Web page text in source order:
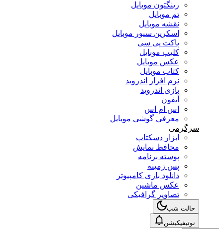
رینگتون موبایل
تم موبایل
نقشه موبایل
اسکرین سیور موبایل
پاکت پی سی
کلیپ موبایل
عکس موبایل
کتاب موبایل
نرم افزار اندروید
بازی اندروید
آیفون
اس ام اس
معرفی گوشی موبایل
سرگرمی
ابزار دسکتاپ
محافظ نمایش
پوسته برنامه
پس زمینه
دانلود بازی کامپیوتر
عکس ماشین
تصاویر گرافیکی
حالت شب
نوتیفیکیشن